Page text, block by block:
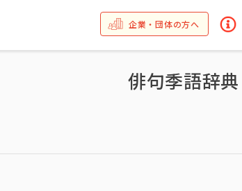
企業・団体の方へ
俳句季語辞典